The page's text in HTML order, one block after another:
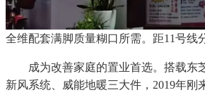
全维配套满脚质量糊口所需。距11号线
成为改善家庭的置业首选。搭载东
新风系统、威能地暖三大件，2019年刚